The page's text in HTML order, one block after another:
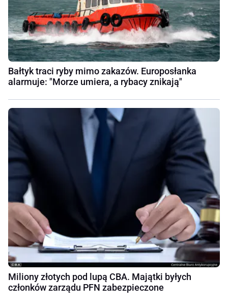
Bałtyk traci ryby mimo zakazów. Europosłanka
alarmuje: "Morze umiera, a rybacy znikają"
Miliony złotych pod lupą CBA. Majątki byłych
członków zarządu PFN zabezpieczone